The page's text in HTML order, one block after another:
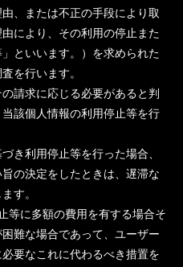
、または不正の手段により取
により、その利用の停止また
といいます。）を求められた
を行います。
請求に応じる必要があると判
該個人情報の利用停止等を行
き利用停止等を行った場合、
の決定をしたときは、遅滞な
す。
等に多額の費用を有する場合そ
難な場合であって、ユーザー
要なこれに代わるべき措置を